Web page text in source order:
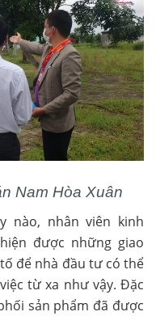
Nam Hòa Xuân
nào, nhân viên kinh
được những giao
để nhà đầu tư có thể
từ xa như vậy. Đặc
sản phẩm đã được